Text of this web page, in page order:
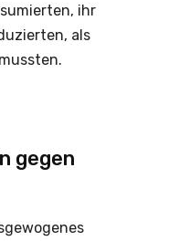
ihr
als
gegen